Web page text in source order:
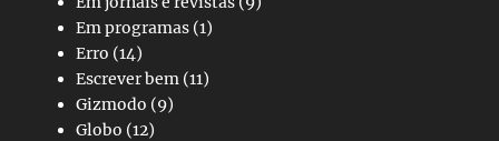
Em programas (1)
Erro (14)
Escrever bem (11)
Gizmodo (9)
Globo (12)